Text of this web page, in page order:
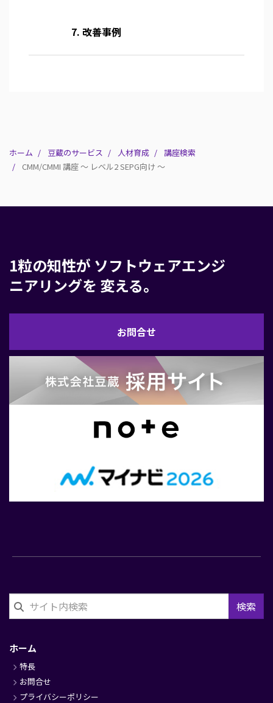
7. 改善事例
ホーム 豆蔵のサービス 人材育成
講座検索
CMM/CMMI 講座 ～ レベル2 SEPG向け ～
1粒の知性が ソフトウェアエンジ
ニアリングを 変える。
お問合せ
検索
ッ
タ
ー
ホーム
特長
お問合せ
プライバシーポリシー